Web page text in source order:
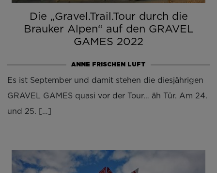
Die „Gravel.Trail.Tour durch die
Brauker Alpen“ auf den GRAVEL
GAMES 2022
ANNE FRISCHEN LUFT
Es ist September und damit stehen die diesjährigen
GRAVEL GAMES quasi vor der Tour… äh Tür. Am 24.
und 25. […]